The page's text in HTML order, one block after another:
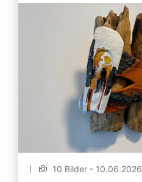
10 Bilder - 10.06.2026